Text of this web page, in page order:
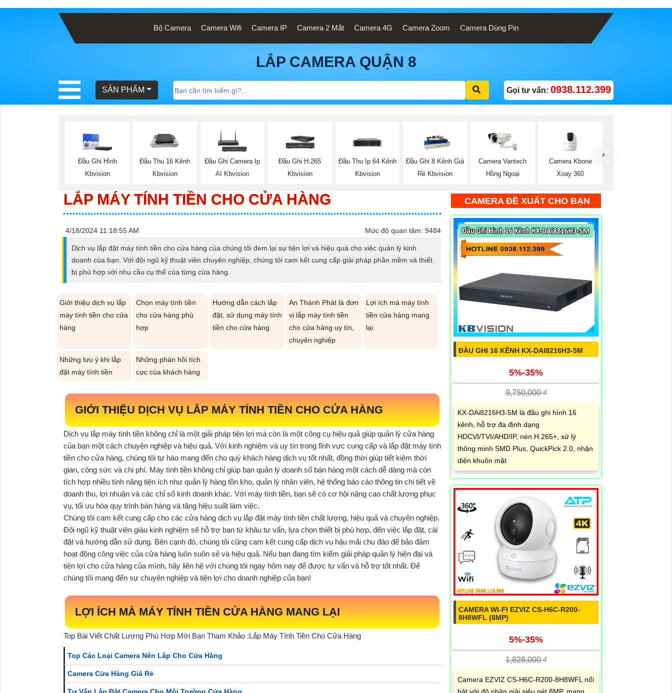
Bộ Camera Camera Wifi Camera IP Camera 2 Mắt Camera 4G Camera Zoom Camera Dùng Pin
LẮP CAMERA QUẬN 8
SẢN PHẨM Gọi tư vấn: 0938.112.399
Đầu Ghi Hình
Kbvision
Đầu Thu 16 Kênh
Kbvision
Đầu Ghi Camera Ip
AI Kbvision
Đầu Ghi H.265
Kbvision
Đầu Thu Ip 64 Kênh
Kbvision
Đầu Ghi 8 Kênh Giá
Rẻ Kbvision
Camera Vantech
Hồng Ngoại
Camera Kbone
Xoay 360
LẮP MÁY TÍNH TIỀN CHO CỬA HÀNG
4/18/2024 11:18:55 AM Mức độ quan tâm: 9484
Dịch vụ lắp đặt máy tính tiền cho cửa hàng của chúng tôi đem lại sự tiện lợi và hiệu quả cho việc quản lý kinh
doanh của bạn. Với đội ngũ kỹ thuật viên chuyên nghiệp, chúng tôi cam kết cung cấp giải pháp phần mềm và thiết
bị phù hợp với nhu cầu cụ thể của từng cửa hàng.
Giới thiệu dịch vụ lắp
máy tính tiền cho cửa
hàng
Chọn máy tính tiền
cho cửa hàng phù
hợp
Hướng dẫn cách lắp
đặt, sử dụng máy tính
tiền cho cửa hàng
An Thành Phát là đơn
vị lắp máy tính tiền
cho cửa hàng uy tín,
chuyên nghiệp
Lợi ích mà máy tính
tiền cửa hàng mang
lại
Những lưu ý khi lắp
đặt máy tính tiền
Những phản hồi tích
cực của khách hàng
GIỚI THIỆU DỊCH VỤ LẮP MÁY TÍNH TIỀN CHO CỬA HÀNG
Dịch vụ lắp máy tính tiền không chỉ là một giải pháp tiện lợi mà còn là một công cụ hiệu quả giúp quản lý cửa hàng
của bạn một cách chuyên nghiệp và hiệu quả. Với kinh nghiệm và uy tín trong lĩnh vực cung cấp và lắp đặt máy tính
tiền cho cửa hàng, chúng tôi tự hào mang đến cho quý khách hàng dịch vụ tốt nhất, đồng thời giúp tiết kiệm thời
gian, công sức và chi phí. Máy tính tiền không chỉ giúp bạn quản lý doanh số bán hàng một cách dễ dàng mà còn
tích hợp nhiều tính năng tiện ích như quản lý hàng tồn kho, quản lý nhân viên, hệ thống báo cáo thông tin chi tiết về
doanh thu, lợi nhuận và các chỉ số kinh doanh khác. Với máy tính tiền, bạn sẽ có cơ hội nâng cao chất lượng phục
vụ, tối ưu hóa quy trình bán hàng và tăng hiệu suất làm việc.
Chúng tôi cam kết cung cấp cho các cửa hàng dịch vụ lắp đặt máy tính tiền chất lượng, hiệu quả và chuyên nghiệp.
Đội ngũ kỹ thuật viên giàu kinh nghiệm sẽ hỗ trợ bạn từ khâu tư vấn, lựa chọn thiết bị phù hợp, đến việc lắp đặt, cài
đặt và hướng dẫn sử dụng. Bên cạnh đó, chúng tôi cũng cam kết cung cấp dịch vụ hậu mãi chu đáo để bảo đảm
hoạt động công việc của cửa hàng luôn suôn sẻ và hiệu quả. Nếu bạn đang tìm kiếm giải pháp quản lý hiện đại và
tiện lợi cho cửa hàng của mình, hãy liên hệ với chúng tôi ngay hôm nay để được tư vấn và hỗ trợ tốt nhất. Để
chúng tôi mang đến sự chuyên nghiệp và tiện lợi cho doanh nghiệp của bạn!
LỢI ÍCH MÀ MÁY TÍNH TIỀN CỬA HÀNG MANG LẠI
Top Bài Viết Chất Lượng Phù Hợp Mời Bạn Tham Khảo :Lắp Máy Tính Tiền Cho Cửa Hàng
Top Các Loại Camera Nên Lắp Cho Cửa Hàng
Camera Cửa Hàng Giá Rẻ
Tư Vấn Lắp Đặt Camera Cho Môi Trường Cửa Hàng
CAMERA ĐỀ XUẤT CHO BẠN
ĐẦU GHI 16 KÊNH KX-DAI8216H3-5M
5%-35%
9,750,000 ₫
KX-DAi8216H3-5M là đầu ghi hình 16
kênh, hỗ trợ đa định dạng
HDCVI/TVI/AHD/IP, nén H.265+, xử lý
thông minh SMD Plus, QuickPick 2.0, nhận
diện khuôn mặt
CAMERA WI-FI EZVIZ CS-H6C-R200-
8H8WFL (8MP)
5%-35%
1,828,000 ₫
Camera EZVIZ CS-H6C-R200-8H8WFL nổi